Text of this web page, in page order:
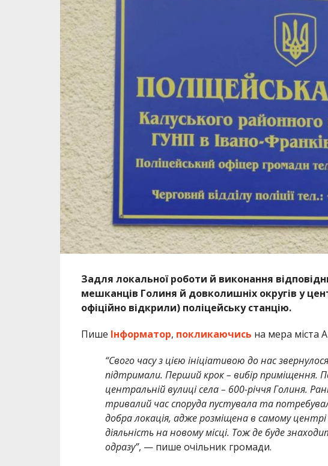
Задля локальної роботи й виконання
мешканців Голиня й довколишніх округів у
офіційно відкрили) поліцейську станцію.
Пише Інформатор, покликаючись на мера міста
“Свого часу з цією ініціативою до нас
підтримали. Перший крок – вибір приміщення.
центральній вулиці села – 600-річчя Голиня.
тривалий час споруда пустувала та
добра локація, адже розміщена в самому
діяльність на новому місці. Тож де буде
одразу”, — пише очільник громади.